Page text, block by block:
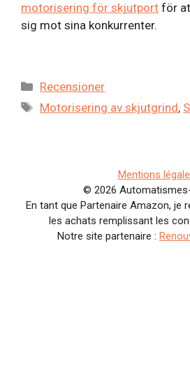
motorisering för skjutport för
sig mot sina konkurrenter.
Kategorier
Recensioner
Etiketter
Motorisering av skjutgrind,
Mentions
© 2026
En tant que Partenaire Amazon, je
les achats remplissant les
Notre site partenaire :